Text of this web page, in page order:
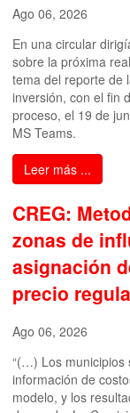
Ago 06, 2026
En una circular
sobre la próxima
tema del reporte de
inversión, con el fin
proceso, el 19 de
MS Teams.
Leer más ...
CREG:
zonas de
asignación
precio
Ago 06, 2026
“(…) Los municipios
información de
modelo, y los